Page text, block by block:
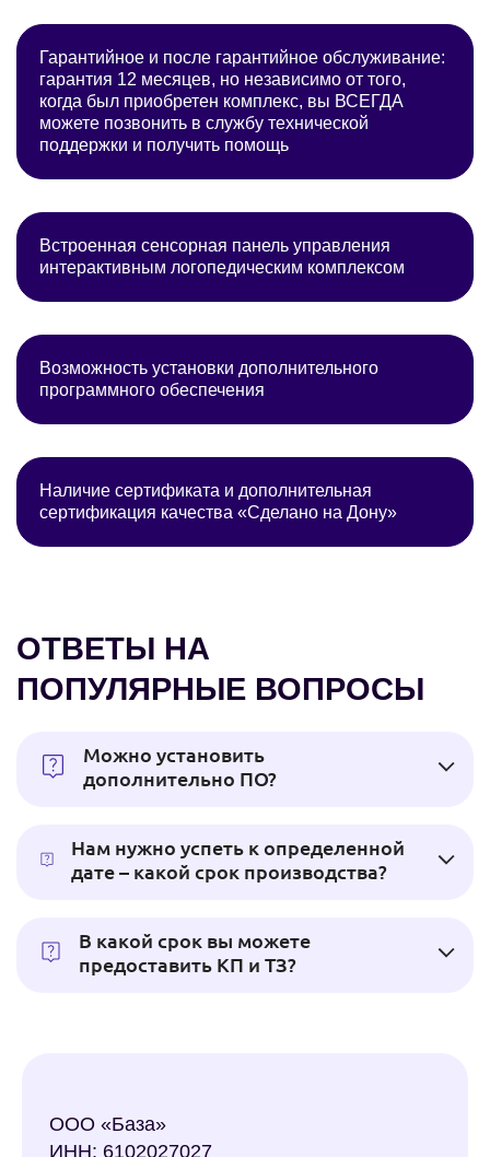
Гарантийное и после гарантийное обслуживание:
гарантия 12 месяцев, но независимо от того,
когда был приобретен комплекс, вы ВСЕГДА
можете позвонить в службу технической
поддержки и получить помощь
Встроенная сенсорная панель управления
интерактивным логопедическим комплексом
Возможность установки дополнительного
программного обеспечения
Наличие сертификата и дополнительная
сертификация качества «Сделано на Дону»
ОТВЕТЫ НА
ПОПУЛЯРНЫЕ ВОПРОСЫ
Можно установить
дополнительно ПО?
Нам нужно успеть к определенной
дате – какой срок производства?
В какой срок вы можете
предоставить КП и ТЗ?
ООО «База»
ИНН: 6102027027